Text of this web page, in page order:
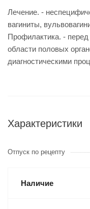
Лечение. -
вагиниты,
Профилактика. -
области половых
диагностическими
Характеристики
Отпуск по рецепту
Наличие